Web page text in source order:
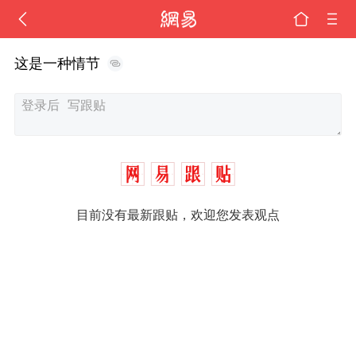
这是一种情节
目前没有最新跟贴，欢迎您发表观点